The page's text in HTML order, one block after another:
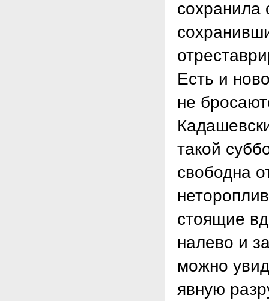
Есть и
не
такой
свободна
стоящие
налево и
можно
явную